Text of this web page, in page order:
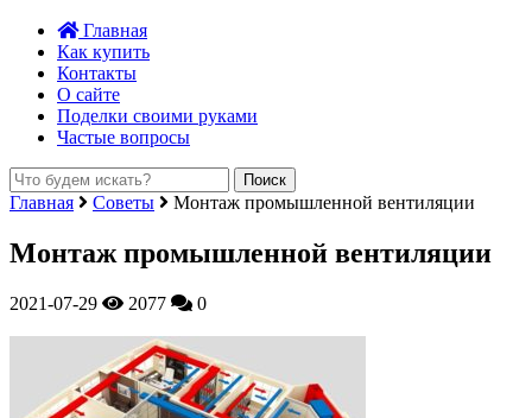
Главная
Как купить
Контакты
О сайте
Поделки своими руками
Частые вопросы
Главная Советы Монтаж промышленной вентиляции
Монтаж промышленной вентиляции
2021-07-29 2077 0